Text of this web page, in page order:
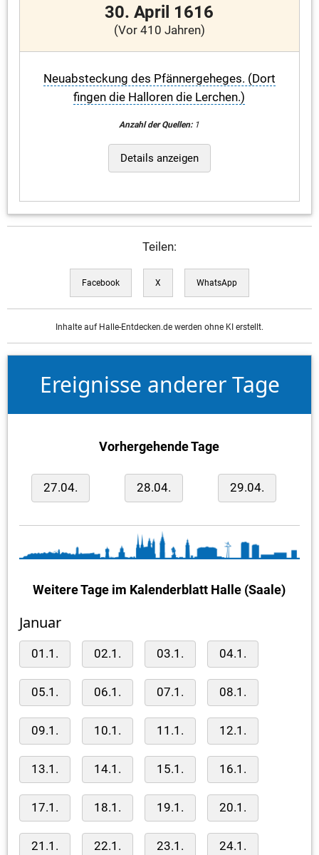
30. April 1616
(Vor 410 Jahren)
Neuabsteckung des Pfännergeheges. (Dort
fingen die Halloren die Lerchen.)
Anzahl der Quellen:1
Details anzeigen
Teilen:
Facebook X WhatsApp
Inhalte auf Halle-Entdecken.de werden ohne KI erstellt.
Ereignisse anderer Tage
Vorhergehende Tage
27.04. 28.04. 29.04.
Weitere Tage im Kalenderblatt Halle (Saale)
Januar
01.1. 02.1. 03.1. 04.1.
05.1. 06.1. 07.1. 08.1.
09.1. 10.1. 11.1. 12.1.
13.1. 14.1. 15.1. 16.1.
17.1. 18.1. 19.1. 20.1.
21.1. 22.1. 23.1. 24.1.